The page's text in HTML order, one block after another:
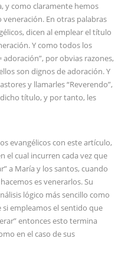
y como claramente hemos
En otras palabras
dicen al emplear el título
Y como todos los
por obvias razones,
son dignos de adoración. Y
y llamarles “Reverendo”,
título, y por tanto, les
evangélicos con este artículo,
el cual incurren cada vez que
a María y los santos, cuando
es venerarlos. Su
lógico más sencillo como
empleamos el sentido que
entonces esto termina
en el caso de sus